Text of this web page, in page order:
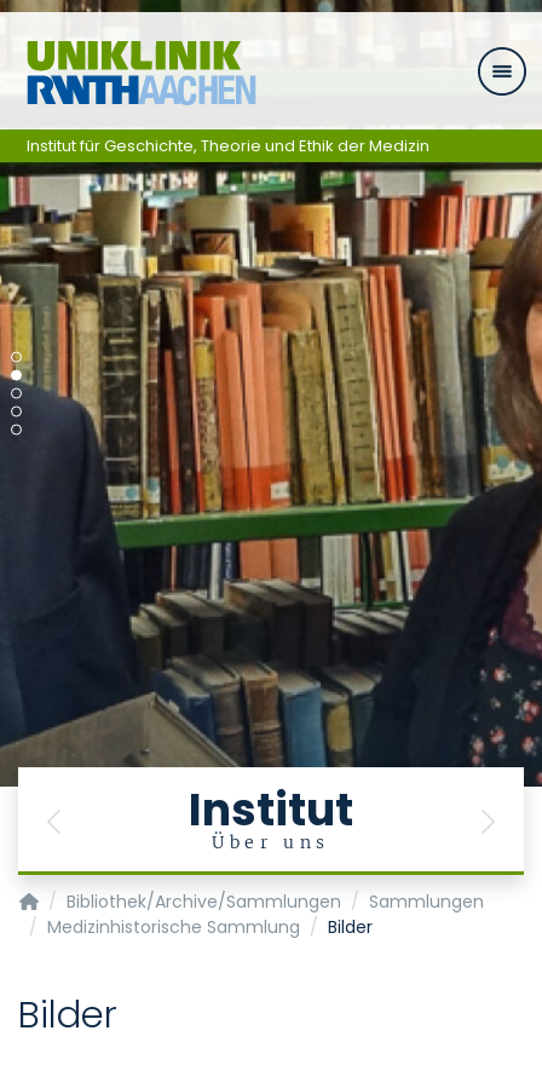
Ga naar navigatie
Institut
Über uns
Previous Next
Institut für Geschichte, Theorie und Ethik der Medizin
Institut für Geschichte, Theorie und Ethik der Medizin
Bibliothek/Archive/Sammlungen
Sammlungen
Medizinhistorische Sammlung
Bilder
Bilder